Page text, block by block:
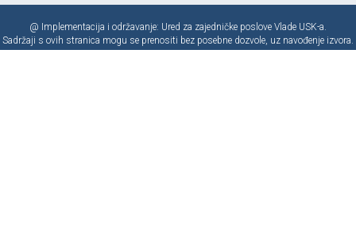
@ Implementacija i održavanje: Ured za zajedničke poslove Vlade USK-a.
Sadržaji s ovih stranica mogu se prenositi bez posebne dozvole, uz navođenje izvora.